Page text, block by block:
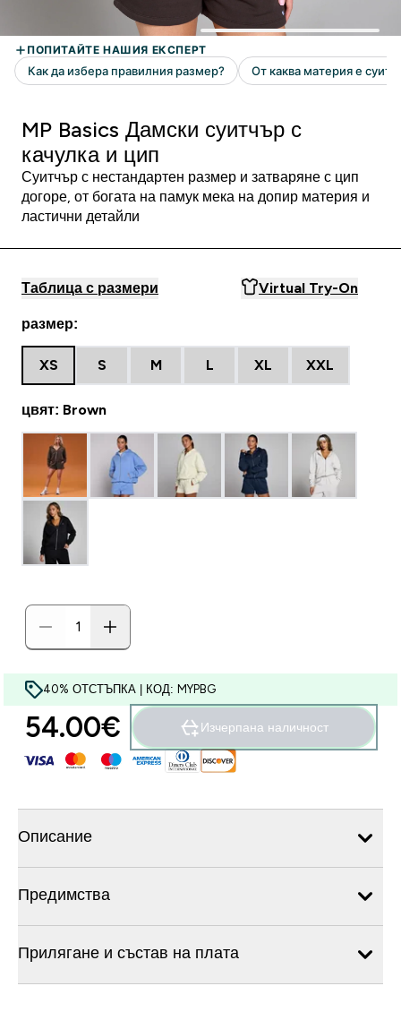
MP Basics Дамски суитчър с
качулка и цип
Суитчър с нестандартен размер и затваряне с цип
догоре, от богата на памук мека на допир материя и
ластични детайли
Таблица с размери Virtual Try-On
размер:
XS S M L XL XXL
цвят: Brown
40% ОТСТЪПКА | КОД: MYPBG
54.00€‎ Изчерпана наличност
Описание
Предимства
Прилягане и състав на плата